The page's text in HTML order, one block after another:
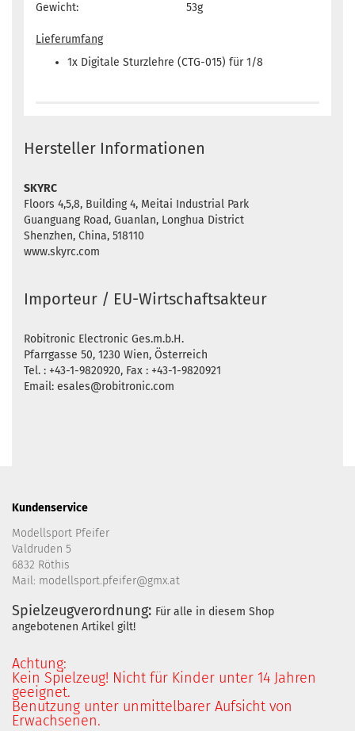
Gewicht:
53g
Lieferumfang
1x Digitale Sturzlehre (CTG-015) für 1/8
Hersteller Informationen
SKYRC
Floors 4,5,8, Building 4, Meitai Industrial Park
Guanguang Road, Guanlan, Longhua District
Shenzhen, China, 518110
www.skyrc.com
Importeur / EU-Wirtschaftsakteur
Robitronic Electronic Ges.m.b.H.
Pfarrgasse 50, 1230 Wien, Österreich
Tel. : +43-1-9820920, Fax : +43-1-9820921
Email: esales@robitronic.com
Kundenservice
Modellsport Pfeifer
Valdruden 5
6832 Röthis
Mail: modellsport.pfeifer@gmx.at
Spielzeugverordnung: Für alle in diesem Shop
angebotenen Artikel gilt!
Achtung:
Kein Spielzeug! Nicht für Kinder unter 14 Jahren
geeignet.
Benutzung unter unmittelbarer Aufsicht von
Erwachsenen.